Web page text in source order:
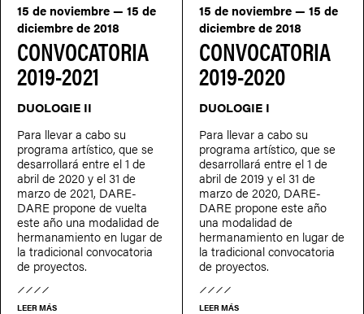
CONVOCATORIA
2019-2021
15 de noviembre — 15 de
diciembre de 2018
DUOLOGIE II
Para llevar a cabo su
programa artístico, que se
desarrollará entre el 1 de
abril de 2020 y el 31 de
marzo de 2021, DARE-
DARE propone de vuelta
este año una modalidad de
hermanamiento en lugar de
la tradicional convocatoria
de proyectos.
LEER MÁS
CONVOCATORIA
2019-2020
15 de noviembre — 15 de
diciembre de 2018
DUOLOGIE I
Para llevar a cabo su
programa artístico, que se
desarrollará entre el 1 de
abril de 2019 y el 31 de
marzo de 2020, DARE-
DARE propone este año
una modalidad de
hermanamiento en lugar de
la tradicional convocatoria
de proyectos.
LEER MÁS